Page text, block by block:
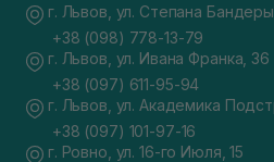
г. Львов, ул. Степана
+38 (098) 778-13-79
г. Львов, ул. Ивана Франка, 36
+38 (097) 611-95-94
г. Львов, ул. Академика
+38 (097) 101-97-16
г. Ровно, ул. 16-го Июля, 15